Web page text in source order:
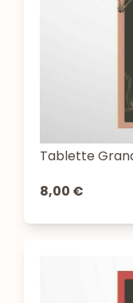
Tablette
8,00 €